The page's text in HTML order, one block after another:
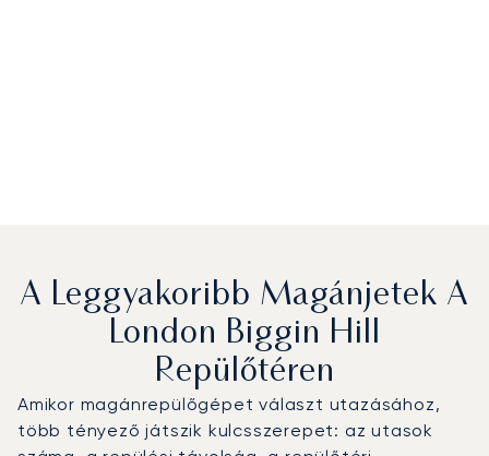
A Leggyakoribb Magánjetek A
London Biggin Hill
Repülőtéren
Amikor magánrepülőgépet választ utazásához,
több tényező játszik kulcsszerepet: az utasok